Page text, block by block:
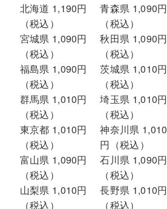
北海道 1,190円
（税込）
青森県 1,090円
（税込）
宮城県 1,090円
（税込）
秋田県 1,090円
（税込）
福島県 1,090円
（税込）
茨城県 1,010円
（税込）
群馬県 1,010円
（税込）
埼玉県 1,010円
（税込）
東京都 1,010円
（税込）
神奈川県 1,010
円（税込）
富山県 1,090円
（税込）
石川県 1,090円
（税込）
山梨県 1,010円
（税込）
長野県 1,010円
（税込）